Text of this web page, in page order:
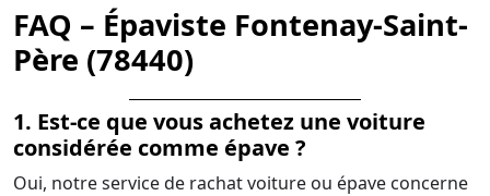
FAQ – Épaviste Fontenay-Saint-
Père (78440)
1. Est-ce que vous achetez une voiture
considérée comme épave ?
Oui, notre service de rachat voiture ou épave concerne